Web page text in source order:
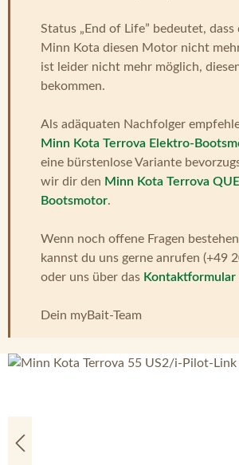
Status „End of Life” bedeutet,
Minn Kota diesen Motor nicht
ist leider nicht mehr möglich,
bekommen.
Als adäquaten Nachfolger
Minn Kota Terrova Elektro-
eine bürstenlose Variante
wir dir den Minn Kota Terrova
Bootsmotor.
Wenn noch offene Fragen
kannst du uns gerne anrufen (+49
oder uns über das Kontaktformular
Dein myBait-Team
Bildergalerie überspringen